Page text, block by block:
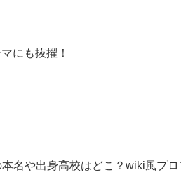
にも抜擢！
名や出身高校はどこ？wiki風プ